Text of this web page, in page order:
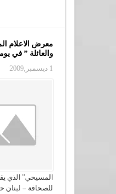
معرض الاعلام
والعائلة ” في
1 ديسمبر,2009
المسيحي” الذي
للصحافة – لبنان